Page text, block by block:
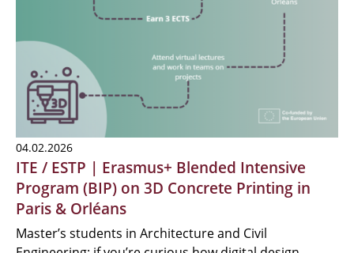
04.02.2026
ITE / ESTP | Erasmus+ Blended Intensive
Program (BIP) on 3D Concrete Printing in
Paris & Orléans
Master’s students in Architecture and Civil